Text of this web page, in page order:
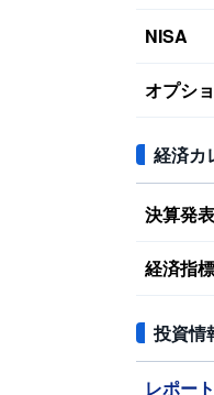
NISA
オプシ
経済カ
決算発
経済指標
投資情
レポート